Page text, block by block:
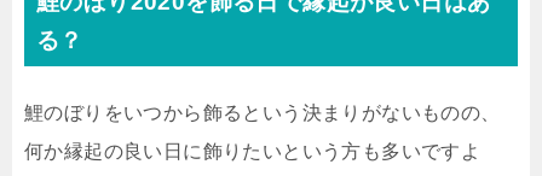
る？
鯉のぼりをいつから飾るという決まりがないものの、
何か縁起の良い日に飾りたいという方も多いですよ